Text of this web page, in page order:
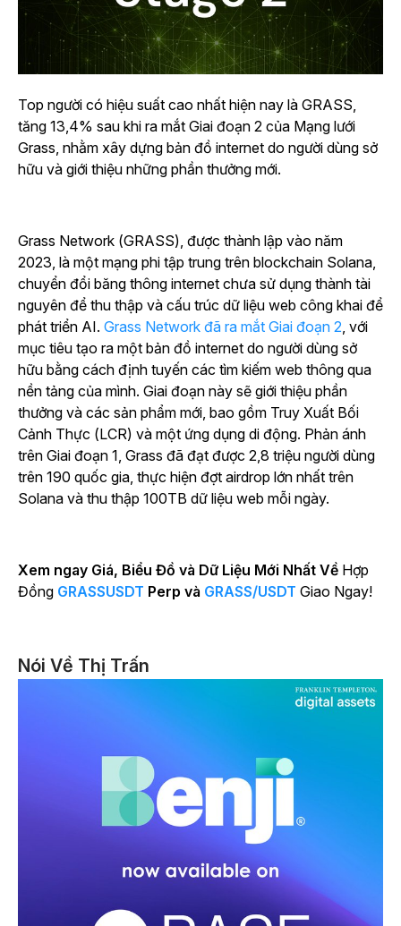
Top người có hiệu suất cao nhất hiện nay là GRASS,
tăng 13,4% sau khi ra mắt Giai đoạn 2 của Mạng lưới
Grass, nhằm xây dựng bản đồ internet do người dùng sở
hữu và giới thiệu những phần thưởng mới.
Grass Network (GRASS), được thành lập vào năm
2023, là một mạng phi tập trung trên blockchain Solana,
chuyển đổi băng thông internet chưa sử dụng thành tài
nguyên để thu thập và cấu trúc dữ liệu web công khai để
phát triển AI. Grass Network đã ra mắt Giai đoạn 2 , với
mục tiêu tạo ra một bản đồ internet do người dùng sở
hữu bằng cách định tuyến các tìm kiếm web thông qua
nền tảng của mình. Giai đoạn này sẽ giới thiệu phần
thưởng và các sản phẩm mới, bao gồm Truy Xuất Bối
Cảnh Thực (LCR) và một ứng dụng di động. Phản ánh
trên Giai đoạn 1, Grass đã đạt được 2,8 triệu người dùng
trên 190 quốc gia, thực hiện đợt airdrop lớn nhất trên
Solana và thu thập 100TB dữ liệu web mỗi ngày.
Xem ngay Giá, Biểu Đồ và Dữ Liệu Mới Nhất Về Hợp
Đồng GRASSUSDT Perp và GRASS/USDT Giao Ngay!
Nói Về Thị Trấn